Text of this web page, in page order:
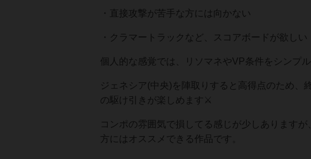
・直接攻撃が苦手な方には向かない
・クラマートラックなど、スコアボードが欲しい
個人的な感覚では、リソマネやVP条件をシンプ
ジェネシア(中央)を陣取りすると高得点のため、
の駆け引きが楽しめます⚔️
コンポの雰囲気で損してる感じが少しあります
方にはオススメできる作品です。